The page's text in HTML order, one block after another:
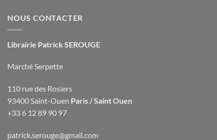
NOUS CONTACTER
Librairie Patrick SEROUGE
Marché Serpette
110 rue des Rosiers
93400 Saint-Ouen Paris / Saint Ouen
+33 6 12 89 90 97
patrick.serouge@gmail.com